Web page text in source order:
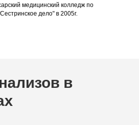
медицинский колледж по
дело" в 2005г.
в